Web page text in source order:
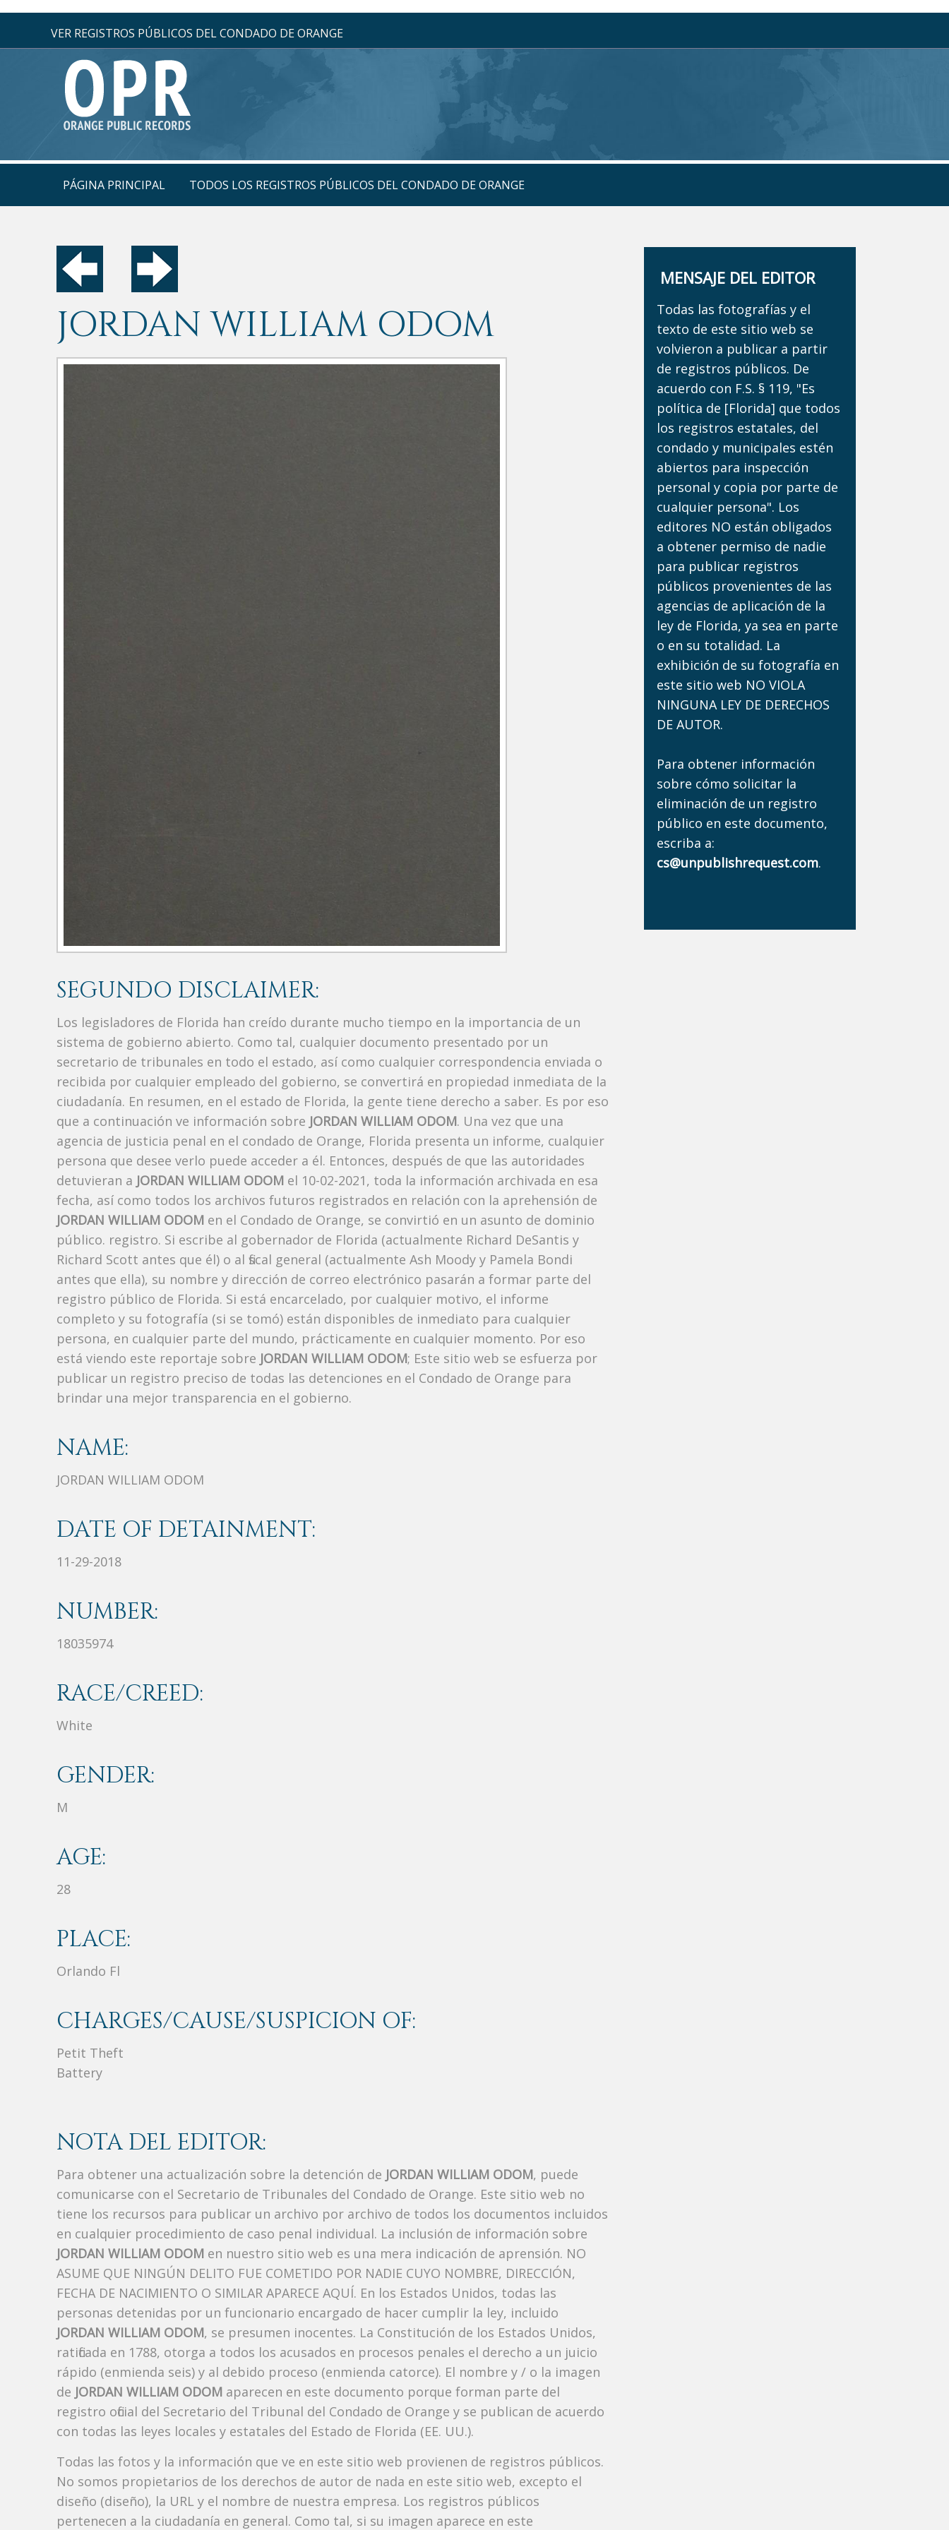
VER REGISTROS PÚBLICOS DEL CONDADO DE ORANGE
PÁGINA PRINCIPAL TODOS LOS REGISTROS PÚBLICOS DEL CONDADO DE ORANGE
JORDAN WILLIAM ODOM
SEGUNDO DISCLAIMER:
Los legisladores de Florida han creído durante mucho tiempo en la importancia de un
sistema de gobierno abierto. Como tal, cualquier documento presentado por un
secretario de tribunales en todo el estado, así como cualquier correspondencia enviada o
recibida por cualquier empleado del gobierno, se convertirá en propiedad inmediata de la
ciudadanía. En resumen, en el estado de Florida, la gente tiene derecho a saber. Es por eso
que a continuación ve información sobre JORDAN WILLIAM ODOM. Una vez que una
agencia de justicia penal en el condado de Orange, Florida presenta un informe, cualquier
persona que desee verlo puede acceder a él. Entonces, después de que las autoridades
detuvieran a JORDAN WILLIAM ODOM el 10-02-2021, toda la información archivada en esa
fecha, así como todos los archivos futuros registrados en relación con la aprehensión de
JORDAN WILLIAM ODOM en el Condado de Orange, se convirtió en un asunto de dominio
público. registro. Si escribe al gobernador de Florida (actualmente Richard DeSantis y
Richard Scott antes que él) o al fiscal general (actualmente Ash Moody y Pamela Bondi
antes que ella), su nombre y dirección de correo electrónico pasarán a formar parte del
registro público de Florida. Si está encarcelado, por cualquier motivo, el informe
completo y su fotografía (si se tomó) están disponibles de inmediato para cualquier
persona, en cualquier parte del mundo, prácticamente en cualquier momento. Por eso
está viendo este reportaje sobre JORDAN WILLIAM ODOM; Este sitio web se esfuerza por
publicar un registro preciso de todas las detenciones en el Condado de Orange para
brindar una mejor transparencia en el gobierno.
NAME:
JORDAN WILLIAM ODOM
DATE OF DETAINMENT:
11-29-2018
NUMBER:
18035974
RACE/CREED:
White
GENDER:
M
AGE:
28
PLACE:
Orlando Fl
CHARGES/CAUSE/SUSPICION OF:
Petit Theft
Battery
NOTA DEL EDITOR:
Para obtener una actualización sobre la detención de JORDAN WILLIAM ODOM, puede
comunicarse con el Secretario de Tribunales del Condado de Orange. Este sitio web no
tiene los recursos para publicar un archivo por archivo de todos los documentos incluidos
en cualquier procedimiento de caso penal individual. La inclusión de información sobre
JORDAN WILLIAM ODOM en nuestro sitio web es una mera indicación de aprensión. NO
ASUME QUE NINGÚN DELITO FUE COMETIDO POR NADIE CUYO NOMBRE, DIRECCIÓN,
FECHA DE NACIMIENTO O SIMILAR APARECE AQUÍ. En los Estados Unidos, todas las
personas detenidas por un funcionario encargado de hacer cumplir la ley, incluido
JORDAN WILLIAM ODOM, se presumen inocentes. La Constitución de los Estados Unidos,
ratificada en 1788, otorga a todos los acusados ​​en procesos penales el derecho a un juicio
rápido (enmienda seis) y al debido proceso (enmienda catorce). El nombre y / o la imagen
de JORDAN WILLIAM ODOM aparecen en este documento porque forman parte del
registro oficial del Secretario del Tribunal del Condado de Orange y se publican de acuerdo
con todas las leyes locales y estatales del Estado de Florida (EE. UU.).
Todas las fotos y la información que ve en este sitio web provienen de registros públicos.
No somos propietarios de los derechos de autor de nada en este sitio web, excepto el
diseño (diseño), la URL y el nombre de nuestra empresa. Los registros públicos
pertenecen a la ciudadanía en general. Como tal, si su imagen aparece en este
MENSAJE DEL EDITOR
Todas las fotografías y el
texto de este sitio web se
volvieron a publicar a partir
de registros públicos. De
acuerdo con F.S. § 119, "Es
política de [Florida] que todos
los registros estatales, del
condado y municipales estén
abiertos para inspección
personal y copia por parte de
cualquier persona". Los
editores NO están obligados
a obtener permiso de nadie
para publicar registros
públicos provenientes de las
agencias de aplicación de la
ley de Florida, ya sea en parte
o en su totalidad. La
exhibición de su fotografía en
este sitio web NO VIOLA
NINGUNA LEY DE DERECHOS
DE AUTOR.
Para obtener información
sobre cómo solicitar la
eliminación de un registro
público en este documento,
escriba a:
cs@unpublishrequest.com.